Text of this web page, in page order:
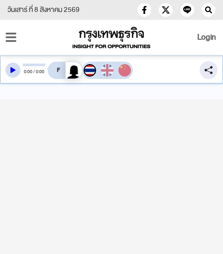
วันเสาร์ ที่ 8 สิงหาคม 2569
Login
0:00/0:00 สลับเสียงอ่าน